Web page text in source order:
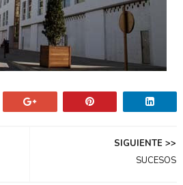
SIGUIENTE >>
SUCESOS